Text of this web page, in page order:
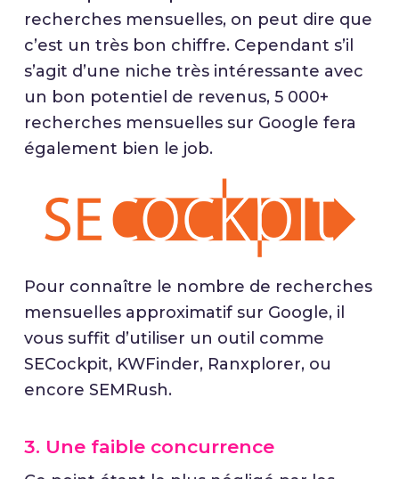
recherches mensuelles, on peut dire que
c’est un très bon chiffre. Cependant s’il
s’agit d’une niche très intéressante avec
un bon potentiel de revenus, 5 000+
recherches mensuelles sur Google fera
également bien le job.
Pour connaître le nombre de recherches
mensuelles approximatif sur Google, il
vous suffit d’utiliser un outil comme
SECockpit, KWFinder, Ranxplorer, ou
encore SEMRush.
3. Une faible concurrence